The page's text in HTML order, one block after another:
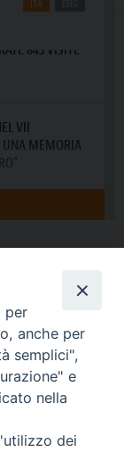
- 13:00
- 12:30
per
anche per
semplici",
e
nella
dei